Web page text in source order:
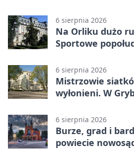
6 sierpnia 2026
Na Orliku dużo
Sportowe
6 sierpnia 2026
Mistrzowie
wyłonieni. W
6 sierpnia 2026
Burze, grad i
powiecie